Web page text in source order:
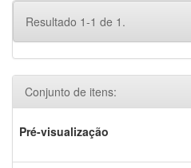
Resultado 1-1 de 1.
Conjunto de itens:
Pré-visualização